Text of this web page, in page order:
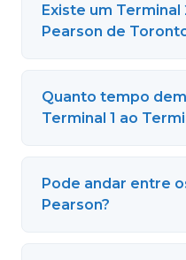
Existe um
Pearson de
Quanto tempo
Terminal 1 ao
Pode andar entre
Pearson?